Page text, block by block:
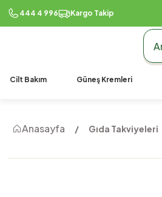
444 4 996 Kargo Takip
Cilt Bakım Güneş Kremleri
Anasayfa Gıda Takviyeleri